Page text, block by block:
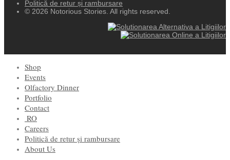
Politică de retur și rambursare
© 2026 Notorious Stories. All rights reserved.
Shop
Events
Olfactory Dinner
Portfolio
Contact
RO
Careers
Politică de retur și rambursare
About Us